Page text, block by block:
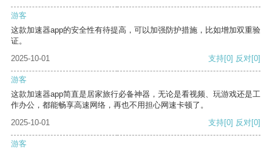
游客
这款加速器app的安全性有待提高，可以加强防护措施，比如增加双重验
证。
2025-10-01
支持[0] 反对[0]
游客
这款加速器app简直是居家旅行必备神器，无论是看视频、玩游戏还是工
作办公，都能畅享高速网络，再也不用担心网速卡顿了。
2025-10-01
支持[0] 反对[0]
游客